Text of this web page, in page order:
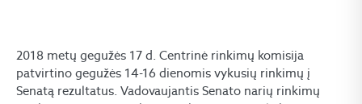
2018 metų gegužės 17 d. Centrinė rinkimų komisija
patvirtino gegužės 14-16 dienomis vykusių rinkimų į
Senatą rezultatus. Vadovaujantis Senato narių rinkimų